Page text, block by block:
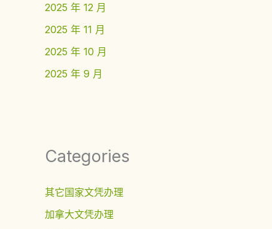
2025 年 12 月
2025 年 11 月
2025 年 10 月
2025 年 9 月
Categories
其它国家文凭办理
加拿大文凭办理